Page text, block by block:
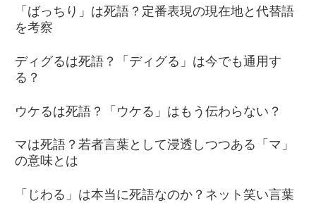
「ばっちり」は死語？定番表現の現在地と代替語
を考察
ディグるは死語？「ディグる」は今でも通用す
る？
ウケるは死語？「ウケる」はもう伝わらない？
マは死語？若者言葉として浸透しつつある「マ」
の意味とは
「じわる」は本当に死語なのか？ネット笑い言葉